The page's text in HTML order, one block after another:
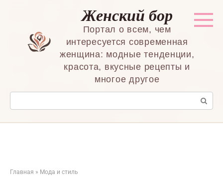
Женский бор
Портал о всем, чем
интересуется современная
женщина: модные тенденции,
красота, вкусные рецепты и
многое другое
Поиск:
Главная » Мода и стиль